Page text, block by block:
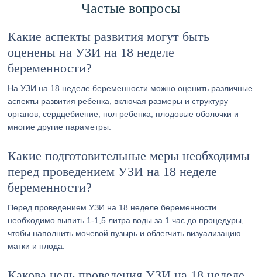
Частые вопросы
Какие аспекты развития могут быть
оценены на УЗИ на 18 неделе
беременности?
На УЗИ на 18 неделе беременности можно оценить различные
аспекты развития ребенка, включая размеры и структуру
органов, сердцебиение, пол ребенка, плодовые оболочки и
многие другие параметры.
Какие подготовительные меры необходимы
перед проведением УЗИ на 18 неделе
беременности?
Перед проведением УЗИ на 18 неделе беременности
необходимо выпить 1-1,5 литра воды за 1 час до процедуры,
чтобы наполнить мочевой пузырь и облегчить визуализацию
матки и плода.